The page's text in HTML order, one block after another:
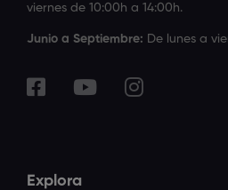
viernes de 10:00h a 14:00h.
Junio a Septiembre: De lunes a
Explora